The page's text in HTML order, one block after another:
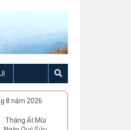
8 năm 2026
Tháng Ất Mùi